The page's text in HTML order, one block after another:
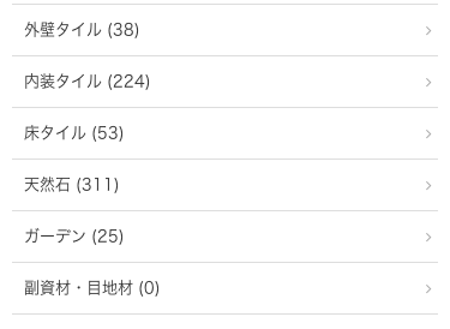
外壁タイル (38)
内装タイル (224)
床タイル (53)
天然石 (311)
ガーデン (25)
副資材・目地材 (0)